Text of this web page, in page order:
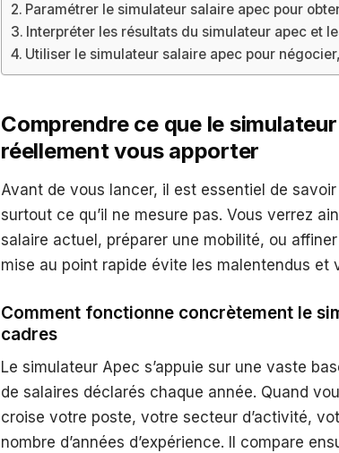
Paramétrer le simulateur salaire apec pour
Interpréter les résultats du simulateur apec et
Utiliser le simulateur salaire apec pour
Comprendre ce que le
réellement vous apporter
Avant de vous lancer, il est essentiel de
surtout ce qu’il ne mesure pas. Vous verrez
salaire actuel, préparer une mobilité, ou
mise au point rapide évite les malentendus et
Comment fonctionne concrètement le
cadres
Le simulateur Apec s’appuie sur une vaste
de salaires déclarés chaque année. Quand
croise votre poste, votre secteur d’activité,
nombre d’années d’expérience. Il compare